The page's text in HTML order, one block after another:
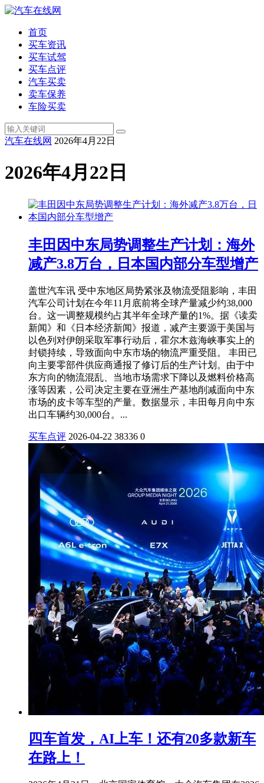
首页
买车资讯
买车试驾
买车点评
汽车买卖
卖车保养
车险买卖
汽车在线网 2026年4月22日
2026年4月22日
丰田因中东局势调整生产计划：海外
减产3.8万台，日本国内部分车型增产
盖世汽车讯 受中东地区局势紧张及物流受阻影响，丰田
汽车公司计划在今年11月底前将全球产量减少约38,000
台。这一调整规模约占其半年全球产量的1%。据《读卖
新闻》和《日本经济新闻》报道，减产主要源于美国与
以色列对伊朗采取军事行动后，霍尔木兹海峡事实上的
封锁持续，导致面向中东市场的物流严重受阻。 丰田已
向主要零部件供应商通报了修订后的生产计划。由于中
东方向的物流混乱、当地市场需求下降以及燃料价格高
涨等因素，公司决定主要在亚洲生产基地削减面向中东
市场的皮卡等车型的产量。数据显示，丰田每月向中东
出口车辆约30,000台。...
买车点评 2026-04-22 38336 0
四车首发，AI上车！还有20多款新车
在路上！